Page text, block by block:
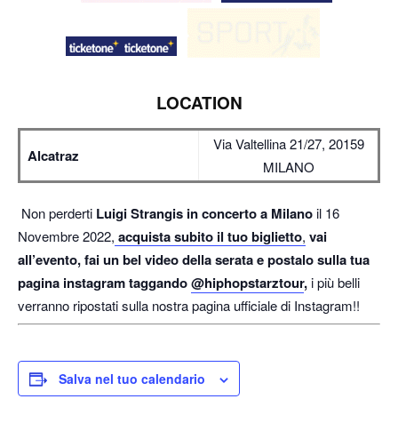
LOCATION
Alcatraz
Via Valtellina 21/27, 20159
MILANO
Non perderti Luigi Strangis in concerto a Milanoil 16
Novembre 2022, acquista subito il tuo biglietto, vai
all’evento, fai un bel video della serata e postalo sulla tua
pagina instagram taggando@hiphopstarztour,i più belli
verranno ripostati sulla nostra pagina ufficiale di Instagram!!
Salva nel tuo calendario